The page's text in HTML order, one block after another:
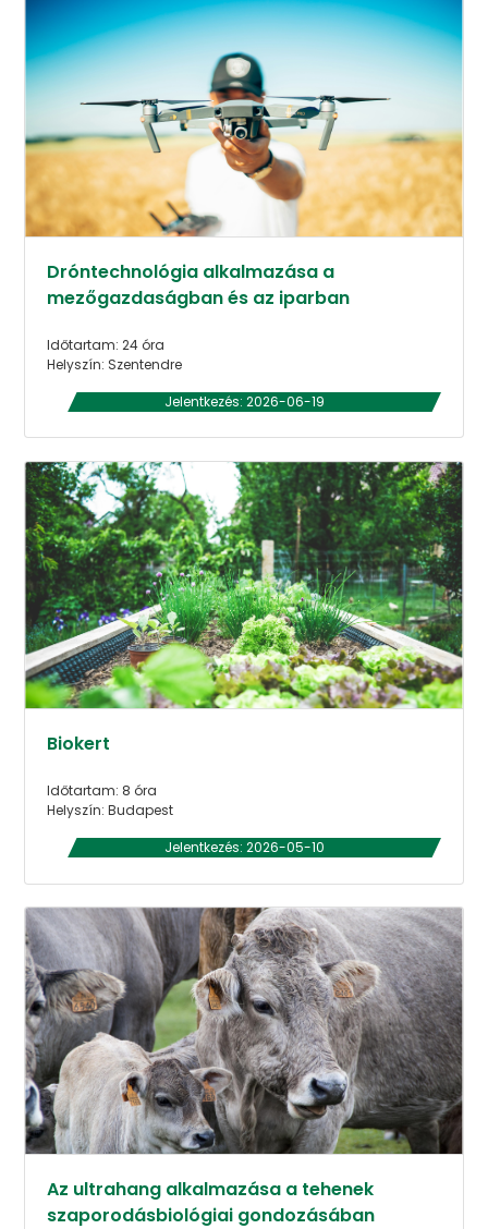
Dróntechnológia alkalmazása a
mezőgazdaságban és az iparban
Időtartam: 24 óra
Helyszín: Szentendre
Jelentkezés: 2026-06-19
Biokert
Időtartam: 8 óra
Helyszín: Budapest
Jelentkezés: 2026-05-10
Az ultrahang alkalmazása a tehenek
szaporodásbiológiai gondozásában